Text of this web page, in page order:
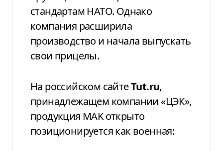
стандартам НАТО. Однако
компания расширила
производство и начала выпускать
свои прицелы.
На российском сайтеTut.ru,
принадлежащем компании «ЦЭК»,
продукция MAK открыто
позиционируется как военная: